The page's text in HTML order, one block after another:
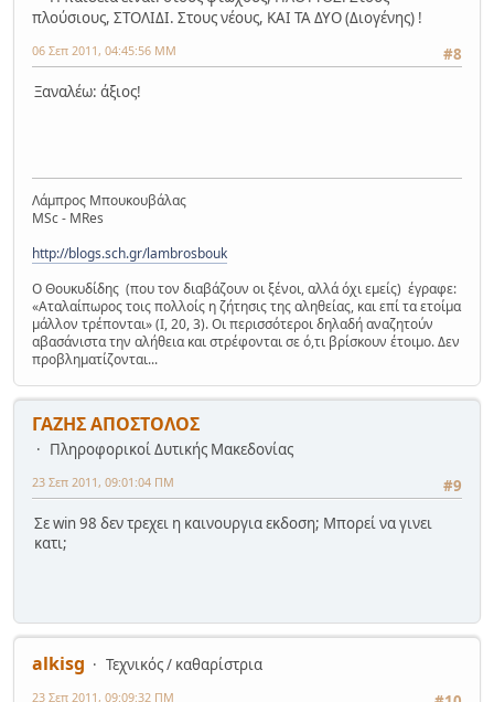
πλούσιους, ΣΤΟΛΙΔΙ. Στους νέους, ΚΑΙ ΤΑ ΔΥΟ (Διογένης) !
#8
06 Σεπ 2011, 04:45:56 ΜΜ
Ξαναλέω: άξιος!
Λάμπρος Μπουκουβάλας
MSc - MRes
http://blogs.sch.gr/lambrosbouk
Ο Θουκυδίδης (που τον διαβάζουν οι ξένοι, αλλά όχι εμείς) έγραφε:
«Αταλαίπωρος τοις πολλοίς η ζήτησις της αληθείας, και επί τα ετοίμα
μάλλον τρέπονται» (Ι, 20, 3). Οι περισσότεροι δηλαδή αναζητούν
αβασάνιστα την αλήθεια και στρέφονται σε ό,τι βρίσκουν έτοιμο. Δεν
προβληματίζονται...
ΓΑΖΗΣ ΑΠΟΣΤΟΛΟΣ
Πληροφορικοί Δυτικής Μακεδονίας
#9
23 Σεπ 2011, 09:01:04 ΠΜ
Σε win 98 δεν τρεχει η καινουργια εκδοση; Μπορεί να γινει
κατι;
alkisg
Τεχνικός / καθαρίστρια
23 Σεπ 2011, 09:09:32 ΠΜ